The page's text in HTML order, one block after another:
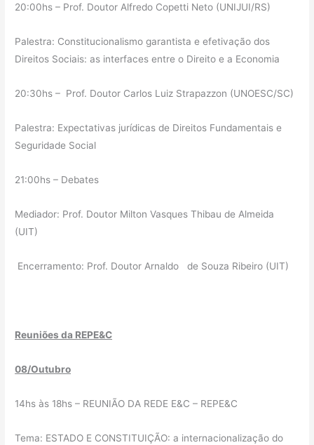
20:00hs – Prof. Doutor Alfredo Copetti Neto (UNIJUI/RS)
Palestra: Constitucionalismo garantista e efetivação dos
Direitos Sociais: as interfaces entre o Direito e a Economia
20:30hs – Prof. Doutor Carlos Luiz Strapazzon (UNOESC/SC)
Palestra: Expectativas jurídicas de Direitos Fundamentais e
Seguridade Social
21:00hs – Debates
Mediador: Prof. Doutor Milton Vasques Thibau de Almeida
(UIT)
Encerramento: Prof. Doutor Arnaldo de Souza Ribeiro (UIT)
Reuniões da REPE&C
08/Outubro
14hs às 18hs – REUNIÃO DA REDE E&C – REPE&C
Tema: ESTADO E CONSTITUIÇÃO: a internacionalização do